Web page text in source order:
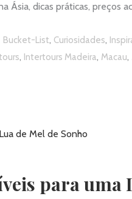
Ásia, dicas práticas, preços
Bucket-List, Curiosidades,
, Intertours Madeira, Macau,
para uma